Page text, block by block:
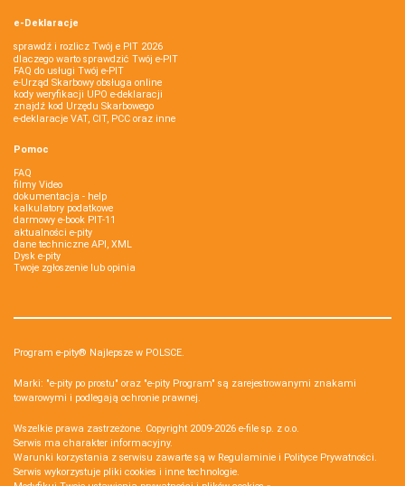
e-Deklaracje
sprawdź i rozlicz Twój e PIT 2026
dlaczego warto sprawdzić Twój e-PIT
FAQ do usługi Twój e-PIT
e-Urząd Skarbowy obsługa online
kody weryfikacji UPO e-deklaracji
znajdź kod Urzędu Skarbowego
e-deklaracje VAT, CIT, PCC oraz inne
Pomoc
FAQ
filmy Video
dokumentacja - help
kalkulatory podatkowe
darmowy e-book PIT-11
aktualności e-pity
dane techniczne API, XML
Dysk e-pity
Twoje zgłoszenie lub opinia
Program e-pity® Najlepsze w POLSCE.
Marki: "e-pity po prostu" oraz "e-pity Program" są zarejestrowanymi znakami
towarowymi i podlegają ochronie prawnej.
Wszelkie prawa zastrzeżone. Copyright 2009-2026 e-file sp. z o.o.
Serwis ma charakter informacyjny.
Warunki korzystania z serwisu zawarte są w Regulaminie i Polityce Prywatności.
Serwis wykorzystuje pliki cookies i inne technologie.